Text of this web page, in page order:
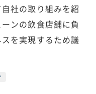
社の取り組みを紹
ンの飲食店舗に負
を実現するため議